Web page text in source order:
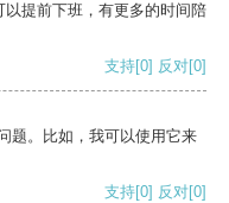
提前下班，有更多的时间陪
支持[0] 反对[0]
题。比如，我可以使用它来
支持[0] 反对[0]